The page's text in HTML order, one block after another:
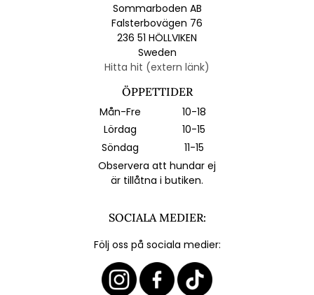
Sommarboden AB
Falsterbovägen 76
236 51 HÖLLVIKEN
Sweden
Hitta hit (extern länk)
ÖPPETTIDER
Mån-Fre
10-18
Lördag
10-15
Söndag
11-15
Observera att hundar ej
är tillåtna i butiken.
SOCIALA MEDIER:
Följ oss på sociala medier: